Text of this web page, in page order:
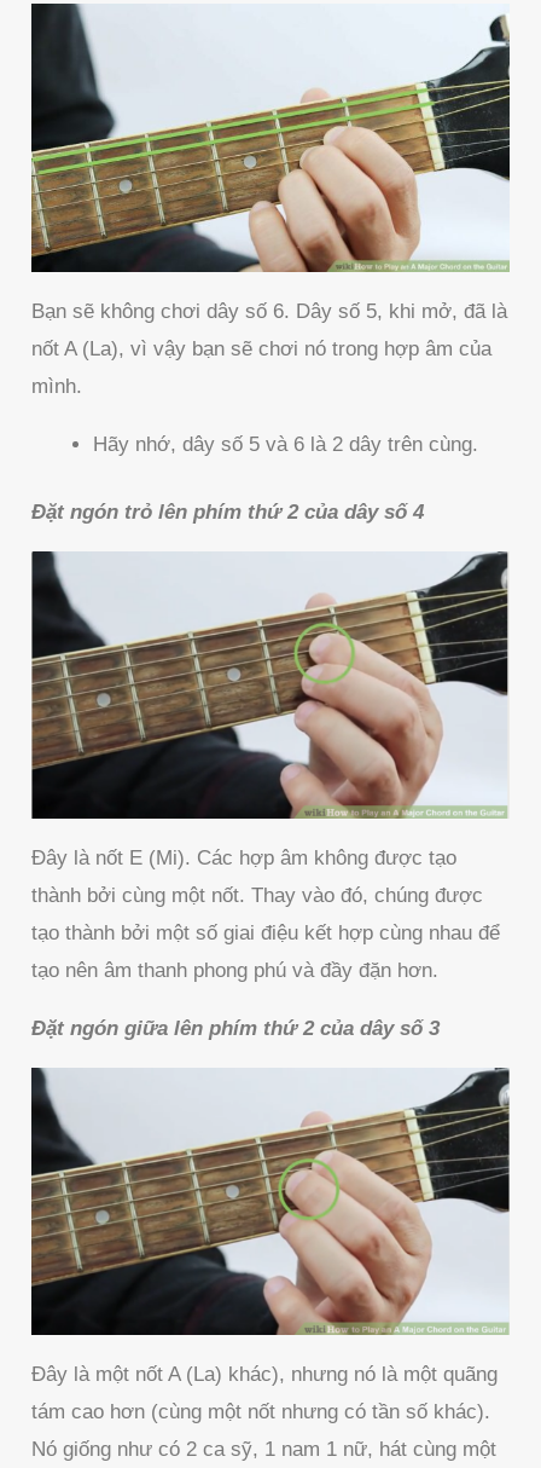
Bạn sẽ không chơi dây số 6. Dây số 5, khi mở, đã là
nốt A (La), vì vậy bạn sẽ chơi nó trong hợp âm của
mình.
Hãy nhớ, dây số 5 và 6 là 2 dây trên cùng.
Đặt ngón trỏ lên phím thứ 2 của dây số 4
Đây là nốt E (Mi). Các hợp âm không được tạo
thành bởi cùng một nốt. Thay vào đó, chúng được
tạo thành bởi một số giai điệu kết hợp cùng nhau để
tạo nên âm thanh phong phú và đầy đặn hơn.
Đặt ngón giữa lên phím thứ 2 của dây số 3
Đây là một nốt A (La) khác), nhưng nó là một quãng
tám cao hơn (cùng một nốt nhưng có tần số khác).
Nó giống như có 2 ca sỹ, 1 nam 1 nữ, hát cùng một